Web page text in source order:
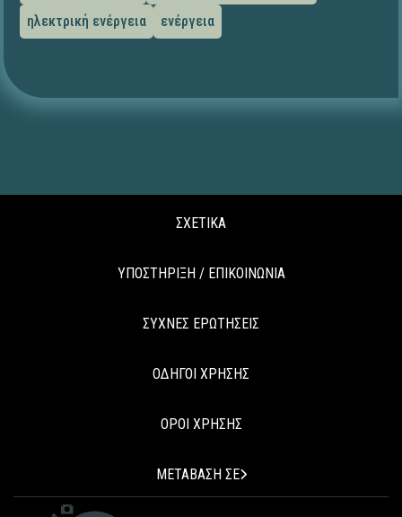
ηλεκτρική ενέργεια
ενέργεια
ΣΧΕΤΙΚΑ
ΥΠΟΣΤΗΡΙΞΗ / ΕΠΙΚΟΙΝΩΝΙΑ
ΣΥΧΝΕΣ ΕΡΩΤΗΣΕΙΣ
ΟΔΗΓΟΙ ΧΡΗΣΗΣ
ΟΡΟΙ ΧΡΗΣΗΣ
ΜΕΤΑΒΑΣΗ ΣΕ